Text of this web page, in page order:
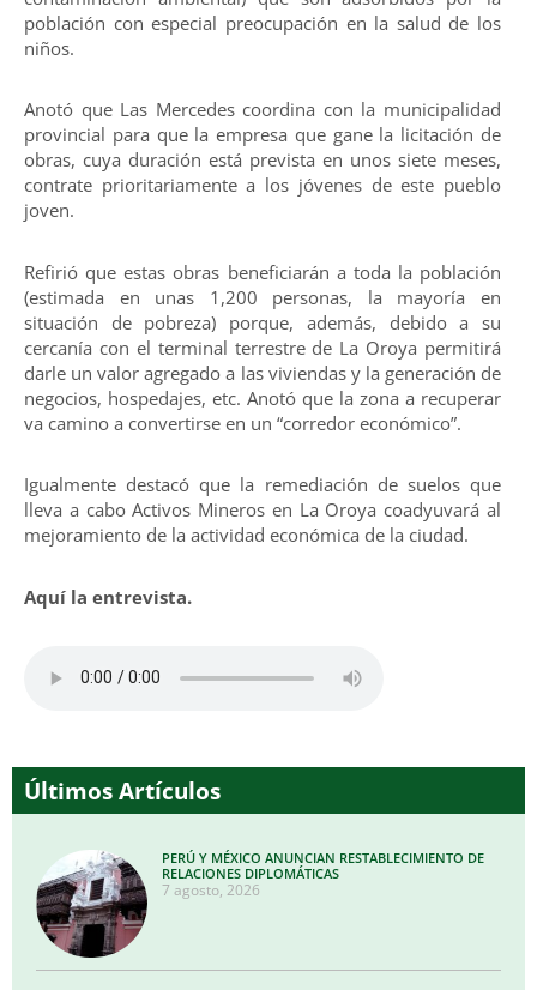
población con especial preocupación en la salud de los
niños.
Anotó que Las Mercedes coordina con la municipalidad
provincial para que la empresa que gane la licitación de
obras, cuya duración está prevista en unos siete meses,
contrate prioritariamente a los jóvenes de este pueblo
joven.
Refirió que estas obras beneficiarán a toda la población
(estimada en unas 1,200 personas, la mayoría en
situación de pobreza) porque, además, debido a su
cercanía con el terminal terrestre de La Oroya permitirá
darle un valor agregado a las viviendas y la generación de
negocios, hospedajes, etc. Anotó que la zona a recuperar
va camino a convertirse en un “corredor económico”.
Igualmente destacó que la remediación de suelos que
lleva a cabo Activos Mineros en La Oroya coadyuvará al
mejoramiento de la actividad económica de la ciudad.
Aquí la entrevista.
Últimos Artículos
PERÚ Y MÉXICO ANUNCIAN RESTABLECIMIENTO DE
RELACIONES DIPLOMÁTICAS
7 agosto, 2026